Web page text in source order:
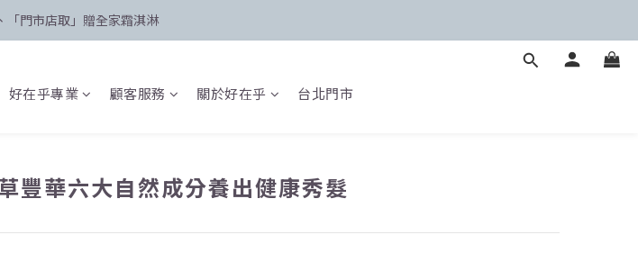
POPCARE×KINGJUN
「門市店取」贈全家霜淇淋
好在乎專業 顧客服務 關於好在乎 台北門市
豐華六大自然成分養出健康秀髮